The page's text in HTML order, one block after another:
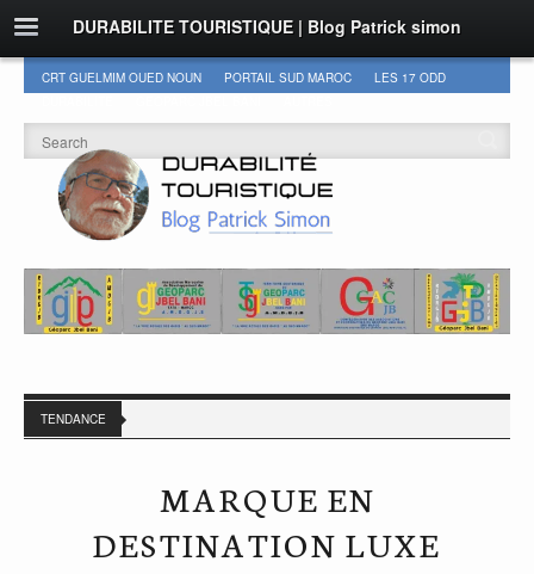
DURABILITE TOURISTIQUE | Blog Patrick simon
CRT GUELMIM OUED NOUN PORTAIL SUD MAROC
LES 17 ODD
TENDANCE
MARQUE EN
DESTINATION LUXE